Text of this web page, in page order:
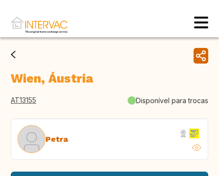
Wien, Áustria
AT13155 Disponível para trocas
Petra